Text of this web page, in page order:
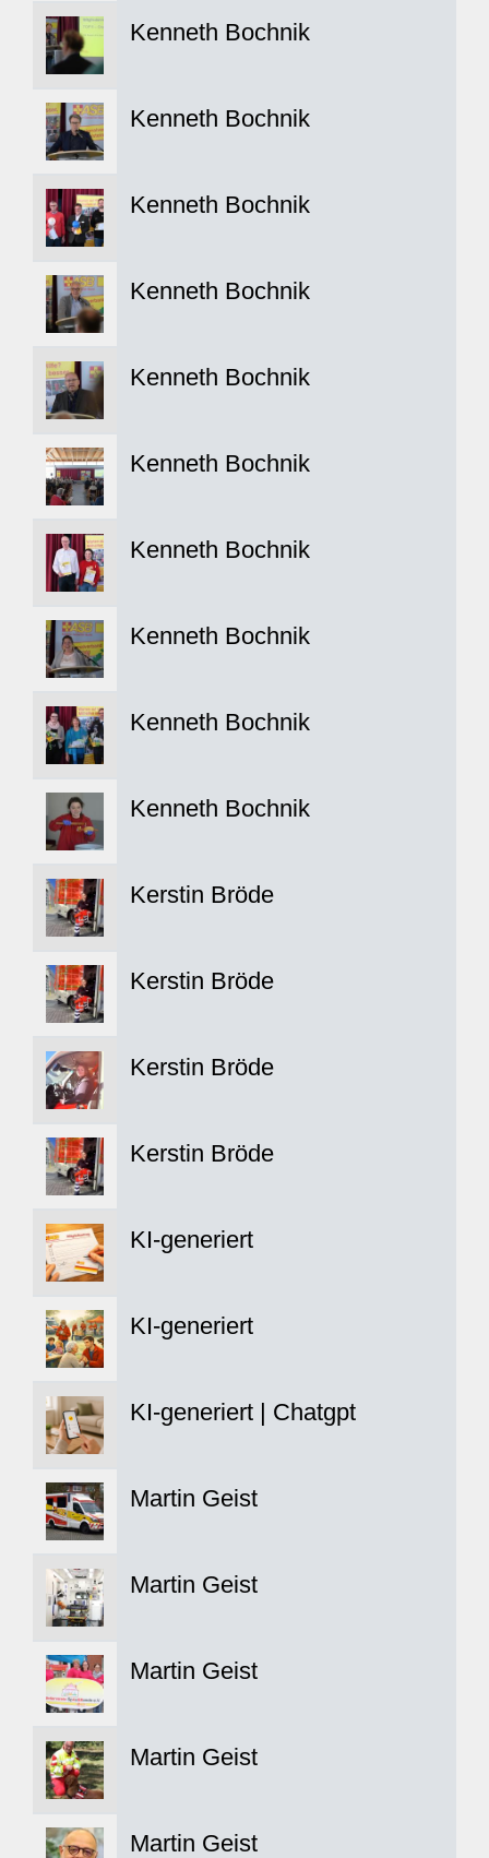
Kenneth Bochnik
Kenneth Bochnik
Kenneth Bochnik
Kenneth Bochnik
Kenneth Bochnik
Kenneth Bochnik
Kenneth Bochnik
Kenneth Bochnik
Kenneth Bochnik
Kenneth Bochnik
Kerstin Bröde
Kerstin Bröde
Kerstin Bröde
Kerstin Bröde
KI-generiert
KI-generiert
KI-generiert | Chatgpt
Martin Geist
Martin Geist
Martin Geist
Martin Geist
Martin Geist